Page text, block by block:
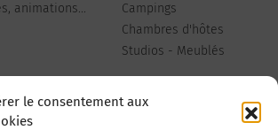
le consentement aux
animations...
Campings
Chambres d'hôtes
Studios - Meublés